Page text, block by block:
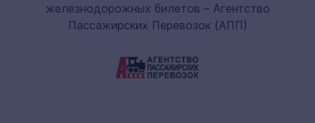
железнодорожных билетов – Агентство
Пассажирских Перевозок (АПП)